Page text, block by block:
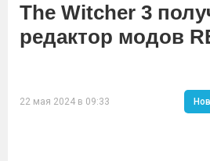
The Witcher 3
редактор модов
22 мая 2024 в 09:33